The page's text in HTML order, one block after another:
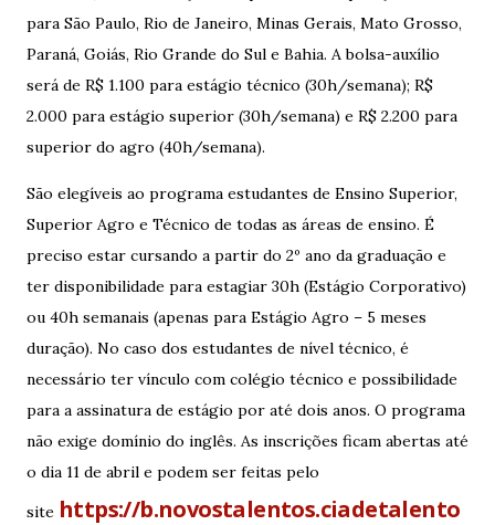
para São Paulo, Rio de Janeiro, Minas Gerais, Mato Grosso,
Paraná, Goiás, Rio Grande do Sul e Bahia. A bolsa-auxílio
será de R$ 1.100 para estágio técnico (30h/semana); R$
2.000 para estágio superior (30h/semana) e R$ 2.200 para
superior do agro (40h/semana).
São elegíveis ao programa estudantes de Ensino Superior,
Superior Agro e Técnico de todas as áreas de ensino. É
preciso estar cursando a partir do 2º ano da graduação e
ter disponibilidade para estagiar 30h (Estágio Corporativo)
ou 40h semanais (apenas para Estágio Agro – 5 meses
duração). No caso dos estudantes de nível técnico, é
necessário ter vínculo com colégio técnico e possibilidade
para a assinatura de estágio por até dois anos. O programa
não exige domínio do inglês. As inscrições ficam abertas até
o dia 11 de abril e podem ser feitas pelo
site https://b.novostalentos.ciadetalento